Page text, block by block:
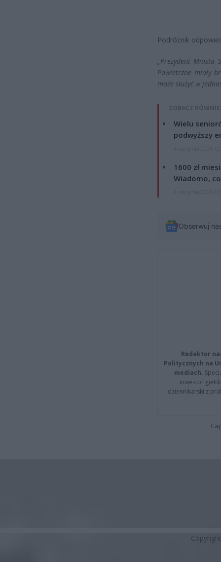
Podróżnik
„Prezydent Miasta
Powietrzne miały
może służyć w
ZOBACZ
Wielu
podwyższy
1600 zł
Wiadomo,
Obserwuj
Redaktor
Politycznych na
mediach.
inwestor
dziennikarski z